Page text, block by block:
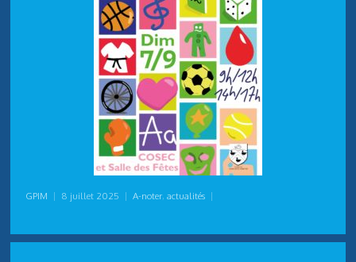
GPIM | 8 juillet 2025 | A-noter,actualités |